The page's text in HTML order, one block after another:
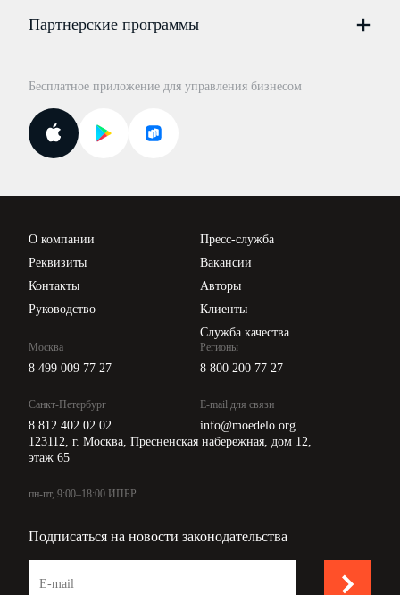
Консультации по учёту и налогам
Курсы повышения квалификации
Госпроверки
Поиск ответа на вопрос
Новости законодательства
Партнерские программы
Для самозанятых
Бесплатное приложение для управления бизнесом
О компании
Реквизиты
Контакты
Руководство
Пресс-служба
Вакансии
Авторы
Клиенты
Служба качества
Москва
8 499 009 77 27
Санкт-Петербург
8 812 402 02 02
Регионы
8 800 200 77 27
E-mail для связи
info@moedelo.org
123112, г. Москва, Пресненская набережная, дом 12,
этаж 65
пн-пт, 9:00–18:00 ИПБР
Подписаться на новости законодательства